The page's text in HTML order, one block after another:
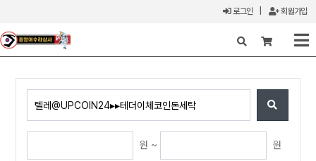
로그인 회원가입
X
원 ~ 원